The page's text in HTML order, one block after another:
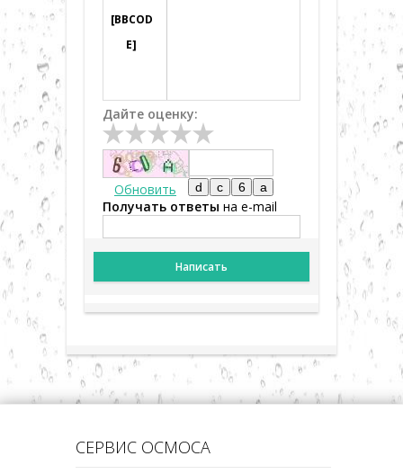
[BBCOD
E]
Дайте оценку:
Обновить
Получать ответы на e-mail
Написать
СЕРВИС ОСМОСА